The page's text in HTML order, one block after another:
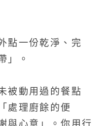
點一份乾淨、完
」。
被動用過的餐點
處理廚餘的便
與心意」。你用行